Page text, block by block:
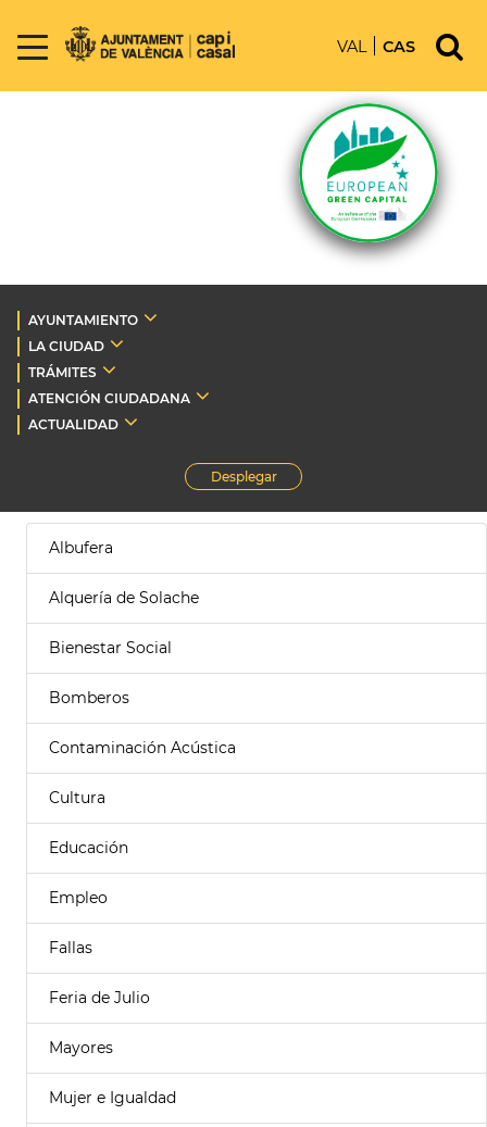
VAL CAS
AYUNTAMIENTO
LA CIUDAD
TRÁMITES
ATENCIÓN CIUDADANA
ACTUALIDAD
Desplegar
Albufera
Alquería de Solache
Bienestar Social
Bomberos
Contaminación Acústica
Cultura
Educación
Empleo
Fallas
Feria de Julio
Mayores
Mujer e Igualdad